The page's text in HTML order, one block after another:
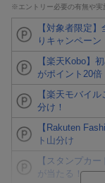
※エントリー必要の有無や実
【対象者限定
りキャンペーン
【楽天Kobo】
がポイント20倍
【楽天モバイ
分け！
【Rakuten
ト山分け
【スタンプカ
が当たる！